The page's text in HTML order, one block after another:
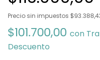
Precio sin impuestos
$101.700,00 con
Descuento